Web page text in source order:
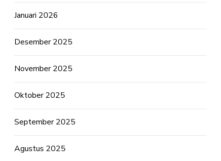
Januari 2026
Desember 2025
November 2025
Oktober 2025
September 2025
Agustus 2025